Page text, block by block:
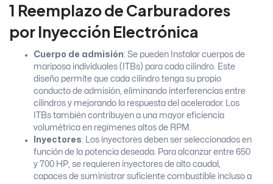
1 Reemplazo de Carburadores
por Inyección Electrónica
Cuerpo de admisión: Se pueden Instalar cuerpos de
mariposa individuales (ITBs) para cada cilindro. Este
diseño permite que cada cilindro tenga su propio
conducto de admisión, eliminando interferencias entre
cilindros y mejorando la respuesta del acelerador. Los
ITBs también contribuyen a una mayor eficiencia
volumétrica en regímenes altos de RPM.
Inyectores: Los inyectores deben ser seleccionados en
función de la potencia deseada. Para alcanzar entre 650
y 700 HP, se requieren inyectores de alto caudal,
capaces de suministrar suficiente combustible incluso a